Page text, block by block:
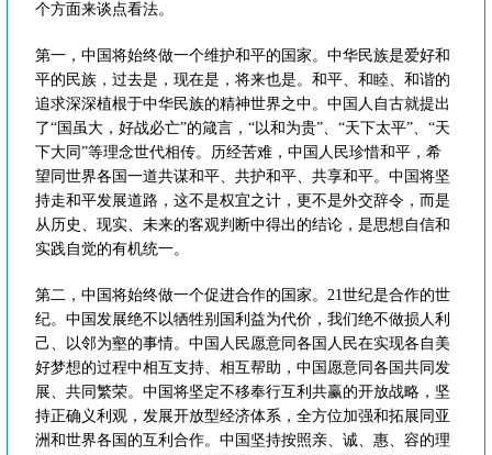
个方面来谈点看法。
第一，中国将始终做一个维护和平的国家。中华民族是爱好和
平的民族，过去是，现在是，将来也是。和平、和睦、和谐的
追求深深植根于中华民族的精神世界之中。中国人自古就提出
了“国虽大，好战必亡”的箴言，“以和为贵”、“天下太平”、“天
下大同”等理念世代相传。历经苦难，中国人民珍惜和平，希
望同世界各国一道共谋和平、共护和平、共享和平。中国将坚
持走和平发展道路，这不是权宜之计，更不是外交辞令，而是
从历史、现实、未来的客观判断中得出的结论，是思想自信和
实践自觉的有机统一。
第二，中国将始终做一个促进合作的国家。21世纪是合作的世
纪。中国发展绝不以牺牲别国利益为代价，我们绝不做损人利
己、以邻为壑的事情。中国人民愿意同各国人民在实现各自美
好梦想的过程中相互支持、相互帮助，中国愿意同各国共同发
展、共同繁荣。中国将坚定不移奉行互利共赢的开放战略，坚
持正确义利观，发展开放型经济体系，全方位加强和拓展同亚
洲和世界各国的互利合作。中国坚持按照亲、诚、惠、容的理